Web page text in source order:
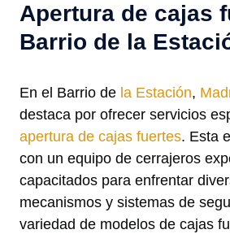
Apertura de cajas
Barrio de la
En el Barrio de la Estación,
destaca por ofrecer servicios
apertura de cajas fuertes. Esta
con un equipo de cerrajeros
capacitados para enfrentar
mecanismos y sistemas de
variedad de modelos de cajas